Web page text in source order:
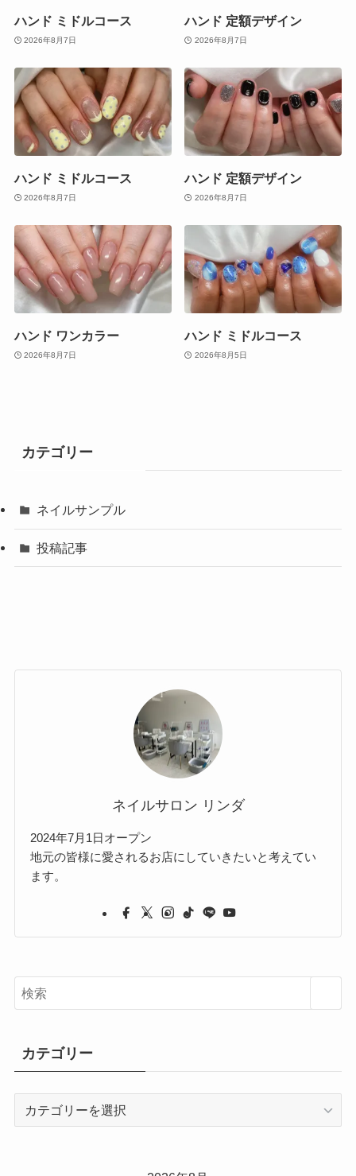
ハンド ミドルコース
2026年8月7日
ハンド 定額デザイン
2026年8月7日
ハンド ミドルコース
2026年8月7日
ハンド 定額デザイン
2026年8月7日
ハンド ワンカラー
2026年8月7日
ハンド ミドルコース
2026年8月5日
カテゴリー
ネイルサンプル
投稿記事
ネイルサロン リンダ
2024年7月1日オープン
地元の皆様に愛されるお店にしていきたいと考えてい
ます。
カテゴリー